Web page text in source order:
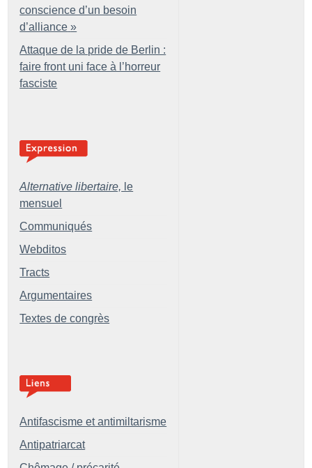
conscience d’un besoin
d’alliance »
Attaque de la pride de Berlin :
faire front uni face à l’horreur
fasciste
Alternative libertaire, le
mensuel
Communiqués
Webditos
Tracts
Argumentaires
Textes de congrès
Antifascisme et antimiltarisme
Antipatriarcat